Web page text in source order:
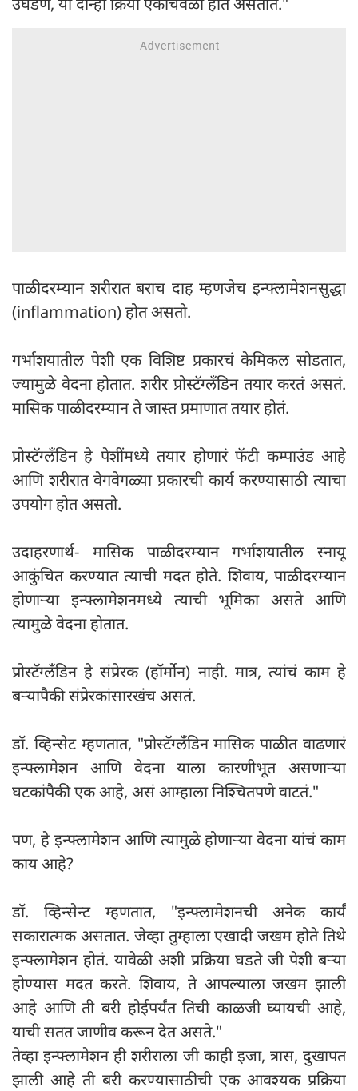
पाळीदरम्यान शरीरात बराच दाह म्हणजेच इन्फ्लामेशनसुद्धा
(inflammation) होत असतो.
गर्भाशयातील पेशी एक विशिष्ट प्रकारचं केमिकल सोडतात,
ज्यामुळे वेदना होतात. शरीर प्रोस्टॅग्लँडिन तयार करतं असतं.
मासिक पाळीदरम्यान ते जास्त प्रमाणात तयार होतं.
प्रोस्टॅग्लँडिन हे पेशींमध्ये तयार होणारं फॅटी कम्पाउंड आहे
आणि शरीरात वेगवेगळ्या प्रकारची कार्य करण्यासाठी त्याचा
उपयोग होत असतो.
उदाहरणार्थ- मासिक पाळीदरम्यान गर्भाशयातील स्नायू
आकुंचित करण्यात त्याची मदत होते. शिवाय, पाळीदरम्यान
होणाऱ्या इन्फ्लामेशनमध्ये त्याची भूमिका असते आणि
त्यामुळे वेदना होतात.
प्रोस्टॅग्लँडिन हे संप्रेरक (हॉर्मोन) नाही. मात्र, त्यांचं काम हे
बऱ्यापैकी संप्रेरकांसारखंच असतं.
डॉ. व्हिन्सेट म्हणतात, "प्रोस्टॅग्लँडिन मासिक पाळीत वाढणारं
इन्फ्लामेशन आणि वेदना याला कारणीभूत असणाऱ्या
घटकांपैकी एक आहे, असं आम्हाला निश्चितपणे वाटतं."
पण, हे इन्फ्लामेशन आणि त्यामुळे होणाऱ्या वेदना यांचं काम
काय आहे?
डॉ. व्हिन्सेन्ट म्हणतात, "इन्फ्लामेशनची अनेक कार्यं
सकारात्मक असतात. जेव्हा तुम्हाला एखादी जखम होते तिथे
इन्फ्लामेशन होतं. यावेळी अशी प्रक्रिया घडते जी पेशी बऱ्या
होण्यास मदत करते. शिवाय, ते आपल्याला जखम झाली
आहे आणि ती बरी होईपर्यंत तिची काळजी घ्यायची आहे,
याची सतत जाणीव करून देत असते."
तेव्हा इन्फ्लामेशन ही शरीराला जी काही इजा, त्रास, दुखापत
झाली आहे ती बरी करण्यासाठीची एक आवश्यक प्रक्रिया